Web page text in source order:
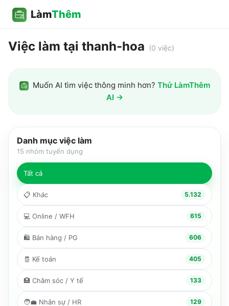
LàmThêm
Việc làm tại thanh-hoa (0 việc)
Muốn AI tìm việc thông minh hơn? Thử LàmThêm
AI →
Danh mục việc làm
15 nhóm tuyển dụng
Tất cả
📋 Khác 5.132
💻 Online / WFH 615
🛍️ Bán hàng / PG 606
🧾 Kế toán 405
🏥 Chăm sóc / Y tế 133
🧑‍💼 Nhân sự / HR 129